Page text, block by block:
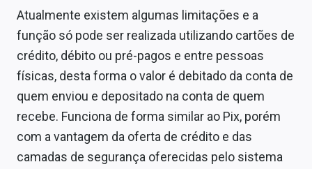
Atualmente existem algumas limitações e a
função só pode ser realizada utilizando cartões de
crédito, débito ou pré-pagos e entre pessoas
físicas, desta forma o valor é debitado da conta de
quem enviou e depositado na conta de quem
recebe. Funciona de forma similar ao Pix, porém
com a vantagem da oferta de crédito e das
camadas de segurança oferecidas pelo sistema